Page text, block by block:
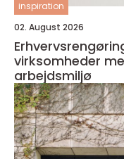
inspiration
02. August 2026
Erhvervsrengøring
virksomheder
arbejdsmiljø